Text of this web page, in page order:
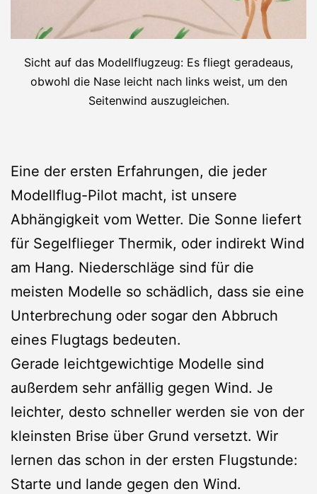
Sicht auf das Modellflugzeug: Es fliegt geradeaus,
obwohl die Nase leicht nach links weist, um den
Seitenwind auszugleichen.
Eine der ersten Erfahrungen, die jeder
Modellflug-Pilot macht, ist unsere
Abhängigkeit vom Wetter. Die Sonne liefert
für Segelflieger Thermik, oder indirekt Wind
am Hang. Niederschläge sind für die
meisten Modelle so schädlich, dass sie eine
Unterbrechung oder sogar den Abbruch
eines Flugtags bedeuten.
Gerade leichtgewichtige Modelle sind
außerdem sehr anfällig gegen Wind. Je
leichter, desto schneller werden sie von der
kleinsten Brise über Grund versetzt. Wir
lernen das schon in der ersten Flugstunde:
Starte und lande gegen den Wind.